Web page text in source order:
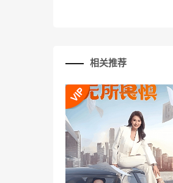
相关推荐